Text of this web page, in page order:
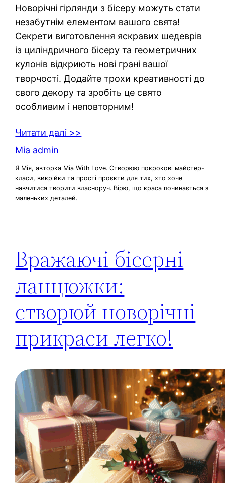
Новорічні гірлянди з бісеру можуть стати
незабутнім елементом вашого свята!
Секрети виготовлення яскравих шедеврів
із циліндричного бісеру та геометричних
кулонів відкриють нові грані вашої
творчості. Додайте трохи креативності до
свого декору та зробіть це свято
особливим і неповторним!
Читати далі >>
Mia admin
Я Мія, авторка Mia With Love. Створюю покрокові майстер-
класи, викрійки та прості проєкти для тих, хто хоче
навчитися творити власноруч. Вірю, що краса починається з
маленьких деталей.
Вражаючі бісерні
ланцюжки:
створюй новорічні
прикраси легко!